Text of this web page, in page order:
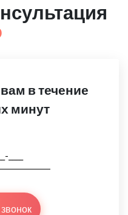
в течение
минут